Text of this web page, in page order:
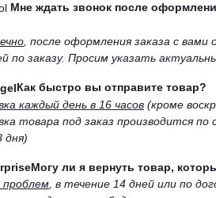
Мне ждать звонок после
, после оформления заказа с
по заказу. Просим указать
Как быстро вы отправите товар?
каждый день в 16 часов (кроме
товара под заказ производится по
дня)
Могу ли я вернуть товар,
проблем, в течение 14 дней или по